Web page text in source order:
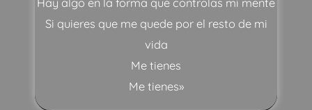
Si quieres que me quede por el resto de mi
vida
Me tienes
Me tienes»